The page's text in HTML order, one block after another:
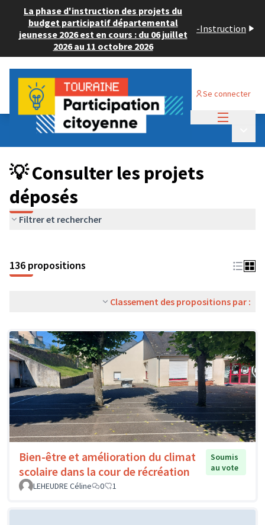
La phase d'instruction des projets du
budget participatif départemental
jeunesse 2026 est en cours : du 06 juillet
2026 au 11 octobre 2026
-Instruction
Se connecter
Budget Participatif JEUNESSE 2024
💡 Consulter les projets déposés
💡 Consulter les projets
déposés
Filtrer et rechercher
136 propositions
Classement des propositions par :
Bien-être et amélioration du climat
scolaire dans la cour de récréation
Soumis
au vote
LEHEUDRE Céline
0 1